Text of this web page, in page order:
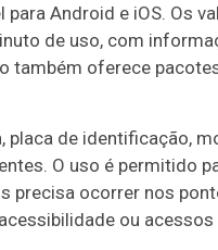
Android e iOS. Os
de uso, com
oferece
de identificação,
O uso é permitido
ocorrer nos
ou acessos